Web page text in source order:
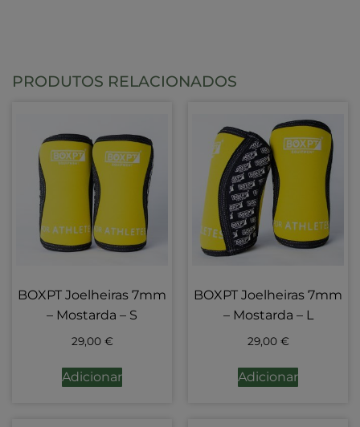
PRODUTOS RELACIONADOS
BOXPT Joelheiras 7mm
– Mostarda – S
29,00 €
Adicionar
BOXPT Joelheiras 7mm
– Mostarda – L
29,00 €
Adicionar